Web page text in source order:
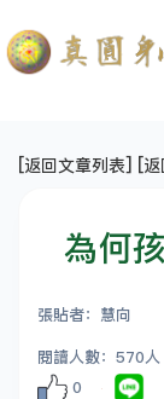
[返回文章列表] [
為何
張貼者：慧向
閱讀人數：570
0